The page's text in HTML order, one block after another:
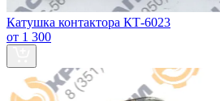
Катушка контактора КТ-6023
от 1 300